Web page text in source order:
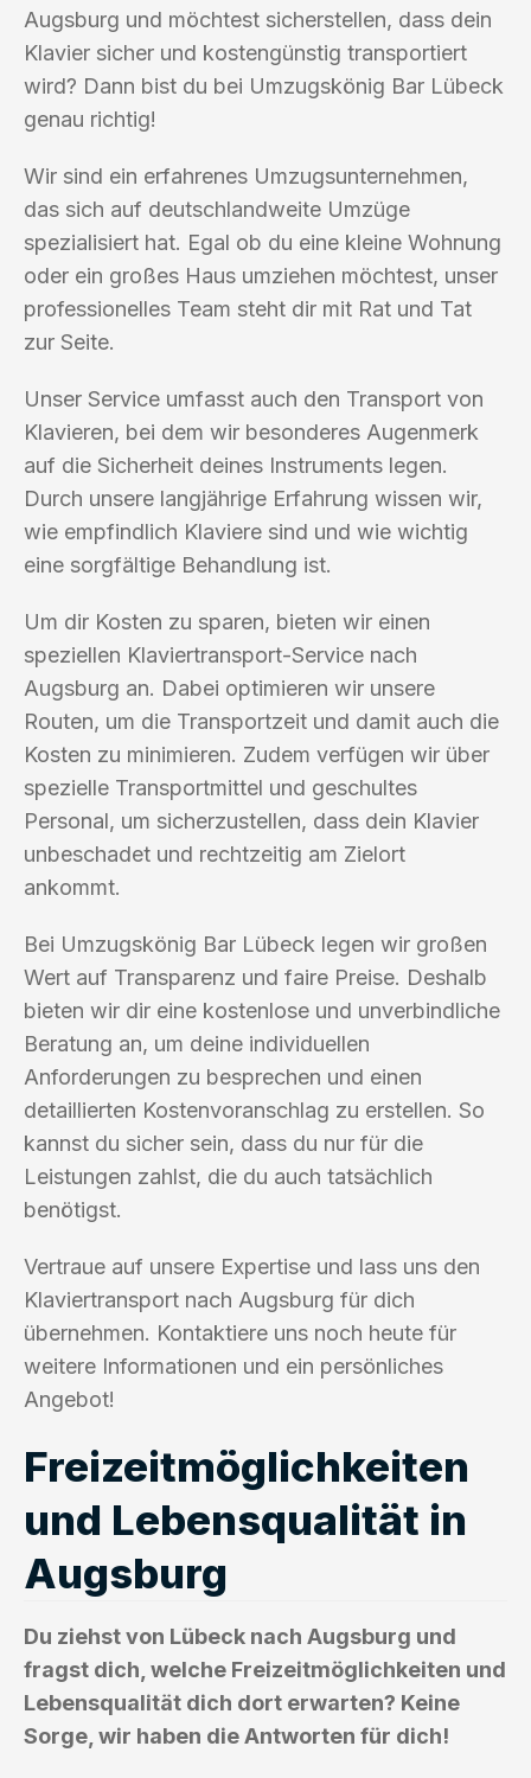
Augsburg und möchtest sicherstellen, dass dein
Klavier sicher und kostengünstig transportiert
wird? Dann bist du bei Umzugskönig Bar Lübeck
genau richtig!
Wir sind ein erfahrenes Umzugsunternehmen,
das sich auf deutschlandweite Umzüge
spezialisiert hat. Egal ob du eine kleine Wohnung
oder ein großes Haus umziehen möchtest, unser
professionelles Team steht dir mit Rat und Tat
zur Seite.
Unser Service umfasst auch den Transport von
Klavieren, bei dem wir besonderes Augenmerk
auf die Sicherheit deines Instruments legen.
Durch unsere langjährige Erfahrung wissen wir,
wie empfindlich Klaviere sind und wie wichtig
eine sorgfältige Behandlung ist.
Um dir Kosten zu sparen, bieten wir einen
speziellen Klaviertransport-Service nach
Augsburg an. Dabei optimieren wir unsere
Routen, um die Transportzeit und damit auch die
Kosten zu minimieren. Zudem verfügen wir über
spezielle Transportmittel und geschultes
Personal, um sicherzustellen, dass dein Klavier
unbeschadet und rechtzeitig am Zielort
ankommt.
Bei Umzugskönig Bar Lübeck legen wir großen
Wert auf Transparenz und faire Preise. Deshalb
bieten wir dir eine kostenlose und unverbindliche
Beratung an, um deine individuellen
Anforderungen zu besprechen und einen
detaillierten Kostenvoranschlag zu erstellen. So
kannst du sicher sein, dass du nur für die
Leistungen zahlst, die du auch tatsächlich
benötigst.
Vertraue auf unsere Expertise und lass uns den
Klaviertransport nach Augsburg für dich
übernehmen. Kontaktiere uns noch heute für
weitere Informationen und ein persönliches
Angebot!
Freizeitmöglichkeiten
und Lebensqualität in
Augsburg
Du ziehst von Lübeck nach Augsburg und
fragst dich, welche Freizeitmöglichkeiten und
Lebensqualität dich dort erwarten? Keine
Sorge, wir haben die Antworten für dich!